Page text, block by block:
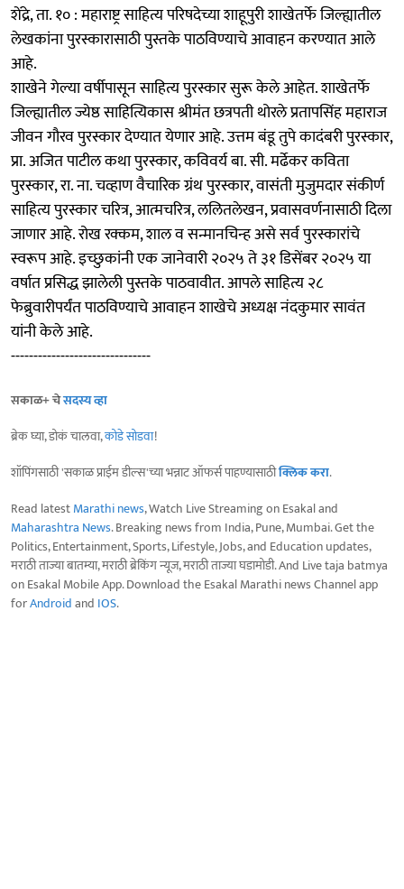
शेंद्रे, ता. १० : महाराष्ट्र साहित्य परिषदेच्या शाहूपुरी शाखेतर्फे जिल्ह्यातील
लेखकांना पुरस्कारासाठी पुस्तके पाठविण्याचे आवाहन करण्यात आले
आहे.
शाखेने गेल्या वर्षीपासून साहित्य पुरस्कार सुरू केले आहेत. शाखेतर्फे
जिल्ह्यातील ज्येष्ठ साहित्यिकास श्रीमंत छत्रपती थोरले प्रतापसिंह महाराज
जीवन गौरव पुरस्कार देण्यात येणार आहे. उत्तम बंडू तुपे कादंबरी पुरस्कार,
प्रा. अजित पाटील कथा पुरस्कार, कविवर्य बा. सी. मर्ढेकर कविता
पुरस्कार, रा. ना. चव्हाण वैचारिक ग्रंथ पुरस्कार, वासंती मुजुमदार संकीर्ण
साहित्य पुरस्कार चरित्र, आत्मचरित्र, ललितलेखन, प्रवासवर्णनासाठी दिला
जाणार आहे. रोख रक्कम, शाल व सन्मानचिन्ह असे सर्व पुरस्कारांचे
स्वरूप आहे. इच्छुकांनी एक जानेवारी २०२५ ते ३१ डिसेंबर २०२५ या
वर्षात प्रसिद्ध झालेली पुस्तके पाठवावीत. आपले साहित्य २८
फेब्रुवारीपर्यंत पाठविण्याचे आवाहन शाखेचे अध्यक्ष नंदकुमार सावंत
यांनी केले आहे.
-------------------------------
सकाळ+ चेसदस्य व्हा
ब्रेक घ्या, डोकं चालवा,कोडे सोडवा!
शॉपिंगसाठी 'सकाळ प्राईम डील्स'च्या भन्नाट ऑफर्स पाहण्यासाठीक्लिक करा.
Read latestMarathi news, Watch Live Streaming on Esakal and
Maharashtra News. Breaking news from India, Pune, Mumbai. Get the
Politics, Entertainment, Sports, Lifestyle, Jobs, and Education updates,
मराठी ताज्या बातम्या, मराठी ब्रेकिंग न्यूज, मराठी ताज्या घडामोडी. And Live taja batmya
on Esakal Mobile App. Download the Esakal Marathi news Channel app
forAndroidand IOS.